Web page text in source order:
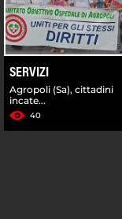
SERVIZI
Agropoli (Sa), cittadini
incate...
40